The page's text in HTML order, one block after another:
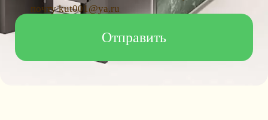
почту kut001@ya.ru